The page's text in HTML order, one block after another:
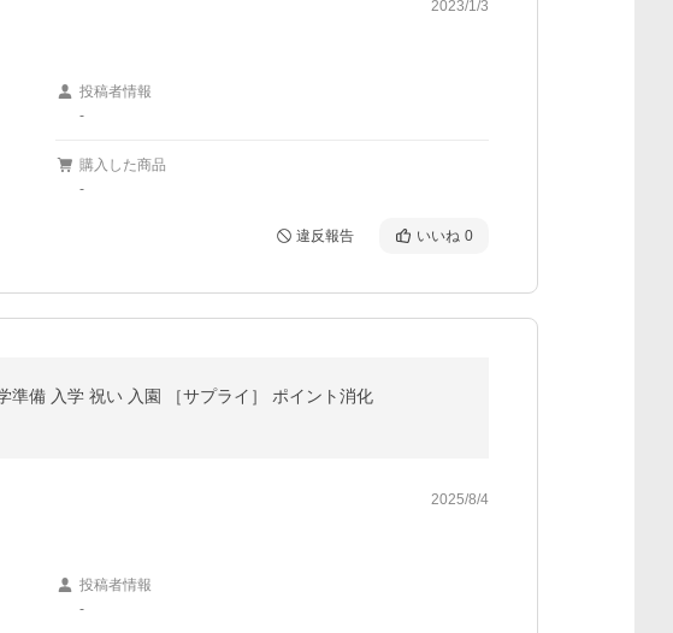
2023/1/3
投稿者情報
-
購入した商品
-
違反報告 いいね 0
準備 入学 祝い 入園 ［サプライ］ ポイント消化
2025/8/4
投稿者情報
-